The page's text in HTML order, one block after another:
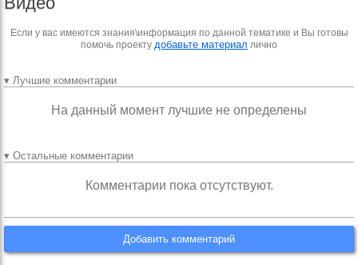
Если у вас имеются знания\информация по данной тематике и Вы готовы
помочь проекту добавьте материал лично
▾ Лучшие комментарии
На данный момент лучшие не определены
▾ Остальные комментарии
Комментарии пока отсутствуют.
Добавить комментарий